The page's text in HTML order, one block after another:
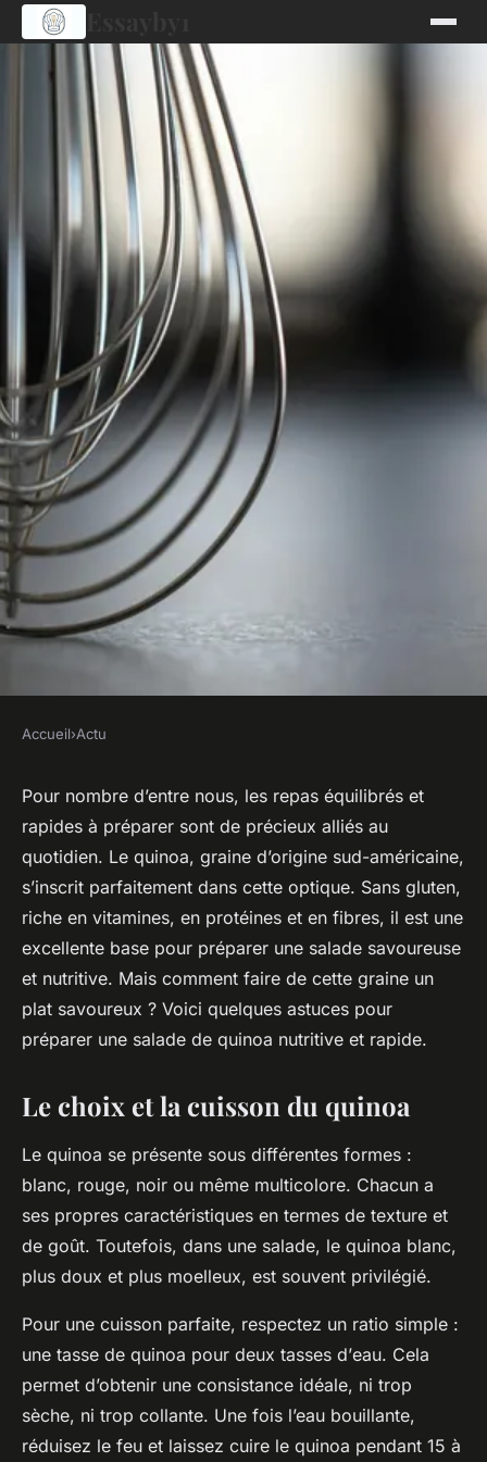
Quelles astuces pour faire une
salade de quinoa nutritive et
rapide ?
Raphaël• 24 janvier 2024 •5 min de lecture
Accueil›Actu
Pour nombre d’entre nous, les repas équilibrés et
rapides à préparer sont de précieux alliés au
quotidien. Le quinoa, graine d’origine sud-américaine,
s’inscrit parfaitement dans cette optique. Sans gluten,
riche en vitamines, en protéines et en fibres, il est une
excellente base pour préparer une salade savoureuse
et nutritive. Mais comment faire de cette graine un
plat savoureux ? Voici quelques astuces pour
préparer une salade de quinoa nutritive et rapide.
Le choix et la cuisson du quinoa
Le quinoa se présente sous différentes formes :
blanc, rouge, noir ou même multicolore. Chacun a
ses propres caractéristiques en termes de texture et
de goût. Toutefois, dans une salade, le quinoa blanc,
plus doux et plus moelleux, est souvent privilégié.
Pour une cuisson parfaite, respectez un ratio simple :
une tasse de quinoa pour deux tasses d’eau. Cela
permet d’obtenir une consistance idéale, ni trop
sèche, ni trop collante. Une fois l’eau bouillante,
réduisez le feu et laissez cuire le quinoa pendant 15 à